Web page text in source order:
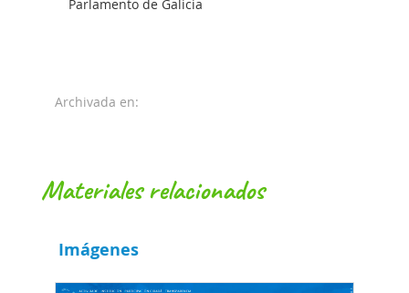
Parlamento de Galicia
Archivada en:
materiales relacionados
Imágenes